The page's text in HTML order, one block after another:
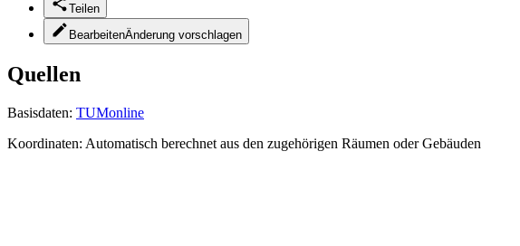
Teilen
BearbeitenÄnderung vorschlagen
Quellen
Basisdaten: TUMonline
Koordinaten: Automatisch berechnet aus den zugehörigen Räumen oder Gebäuden